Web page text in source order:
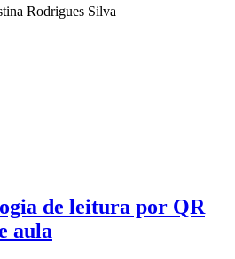
Rodrigues Silva
de leitura por QR
aula